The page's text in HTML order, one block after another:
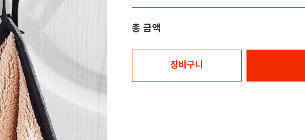
총 금액
장바구니